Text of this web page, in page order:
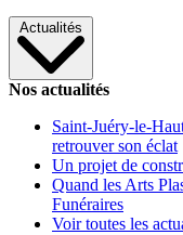
Actualités
Nos actualités
Saint-Juéry-le-
retrouver son éclat
Un projet de
Quand les Arts
Funéraires
Voir toutes les